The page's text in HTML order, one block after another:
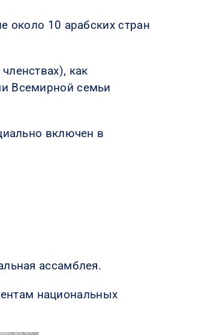
около 10 арабских стран
как
Всемирной семьи
включен в
ассамблея.
национальных